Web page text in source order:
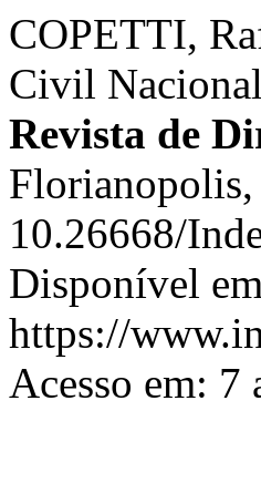
COPETTI,
Civil Nacional
Revista de
10.26668/
Disponível
https://
Acesso em: 7